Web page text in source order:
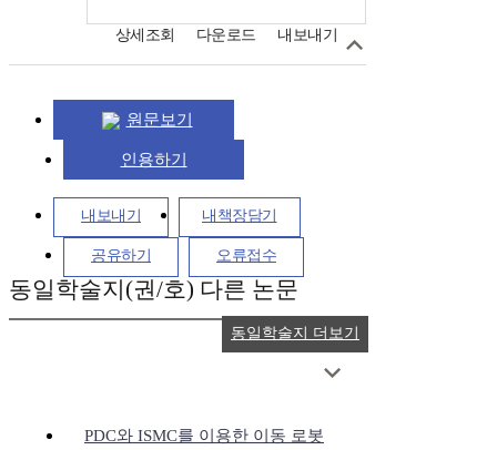
상세조회 다운로드 내보내기
원문보기
인용하기
내보내기 내책장담기
공유하기 오류접수
동일학술지(권/호) 다른 논문
PDC와 ISMC를 이용한 이동 로봇
동일학술지 더보기